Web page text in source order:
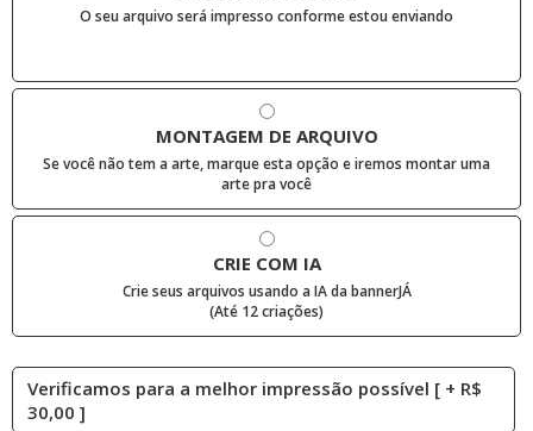
O seu arquivo será impresso conforme estou enviando
MONTAGEM DE ARQUIVO
Se você não tem a arte, marque esta opção e iremos montar uma
arte pra você
CRIE COM IA
Crie seus arquivos usando a IA da bannerJÁ
(Até 12 criações)
Verificamos para a melhor impressão possível [ + R$
30,00 ]